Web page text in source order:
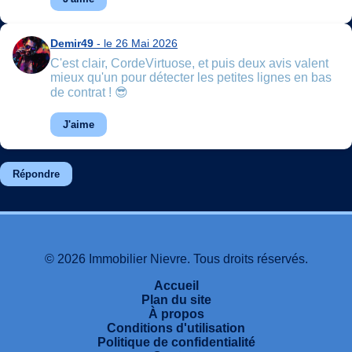
Demir49 - le 26 Mai 2026
C'est clair, CordeVirtuose, et puis deux avis valent
mieux qu'un pour détecter les petites lignes en bas
de contrat ! 😎
J'aime
Répondre
© 2026 Immobilier Nievre. Tous droits réservés.
Accueil
Plan du site
À propos
Conditions d'utilisation
Politique de confidentialité